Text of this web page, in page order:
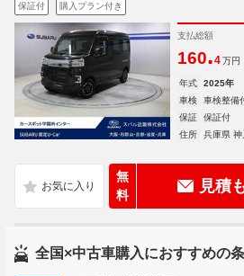
保証付 購入プラン付き
支払総額
160.4 万円
年式 2025年
車検
車検整備
保証
保証付
住所
兵庫県 神
無
料
見積
全国×中古車購入におすすめの